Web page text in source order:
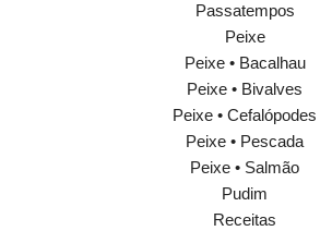
Passatempos
Peixe
Peixe • Bacalhau
Peixe • Bivalves
Peixe • Cefalópodes
Peixe • Pescada
Peixe • Salmão
Pudim
Receitas